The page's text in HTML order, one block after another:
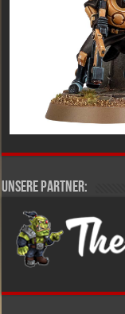
Unsere Partner: